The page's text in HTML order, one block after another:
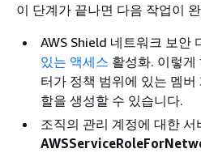
이 단계가 끝나면 다음 작업이
AWS Shield 네트워크 보안
있는 액세스 활성화. 이렇게
터가 정책 범위에 있는 멤
할을 생성할 수 있습니다.
조직의 관리 계정에 대한 서